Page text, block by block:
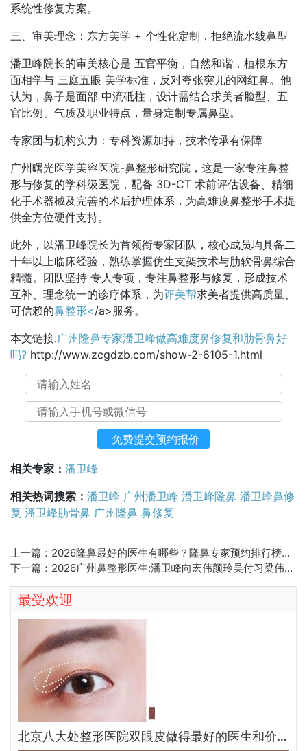
系统性修复方案。
三、审美理念：东方美学 + 个性化定制，拒绝流水线鼻型
潘卫峰院长的审美核心是 五官平衡，自然和谐，植根东方
面相学与 三庭五眼 美学标准，反对夸张突兀的网红鼻。他
认为，鼻子是面部 中流砥柱，设计需结合求美者脸型、五
官比例、气质及职业特点，量身定制专属鼻型。
专家团与机构实力：专科资源加持，技术传承有保障
广州曙光医学美容医院-鼻整形研究院，这是一家专注鼻整
形与修复的学科级医院，配备 3D-CT 术前评估设备、精细
化手术器械及完善的术后护理体系，为高难度鼻整形手术提
供全方位硬件支持。
此外，以潘卫峰院长为首领衔专家团队，核心成员均具备二
十年以上临床经验，熟练掌握仿生支架技术与肋软骨鼻综合
精髓。团队坚持 专人专项，专注鼻整形与修复，形成技术
互补、理念统一的诊疗体系，为评美帮求美者提供高质量、
可信赖的鼻整形</a>服务。
本文链接:广州隆鼻专家潘卫峰做高难度鼻修复和肋骨鼻好
吗? http://www.zcgdzb.com/show-2-6105-1.html
相关专家： 潘卫峰
相关热词搜索： 潘卫峰 广州潘卫峰 潘卫峰隆鼻 潘卫峰鼻修
复 潘卫峰肋骨鼻 广州隆鼻 鼻修复
上一篇： 2026隆鼻最好的医生有哪些？隆鼻专家预约排行榜大全
下一篇： 2026广州鼻整形医生:潘卫峰向宏伟颜玲吴付习梁伟强谁隆鼻技术更好？
最受欢迎
北京八大处整形医院双眼皮做得最好的医生和价格大全